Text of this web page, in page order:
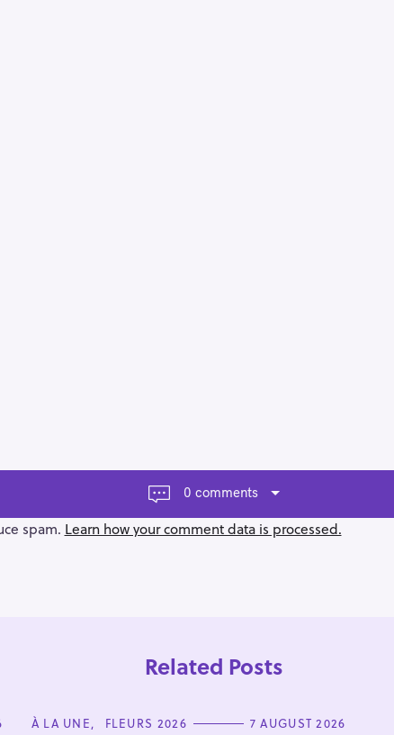
0 comments
spam. Learn how your comment data is processed.
Related Posts
C
À LA UNE FLEURS 2026 7 AUGUST 2026